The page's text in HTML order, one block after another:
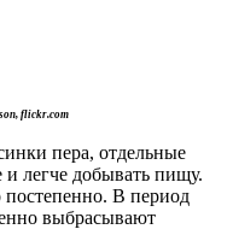
flickr.com
пера, отдельные
легче добывать пищу.
В период
выбрасывают